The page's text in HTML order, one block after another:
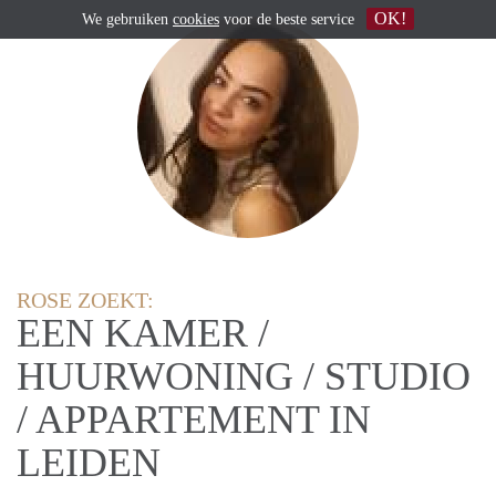
ROSE ZOEKT:
EEN KAMER /
HUURWONING / STUDIO
/ APPARTEMENT IN
LEIDEN
We gebruiken cookies voor de beste service OK!